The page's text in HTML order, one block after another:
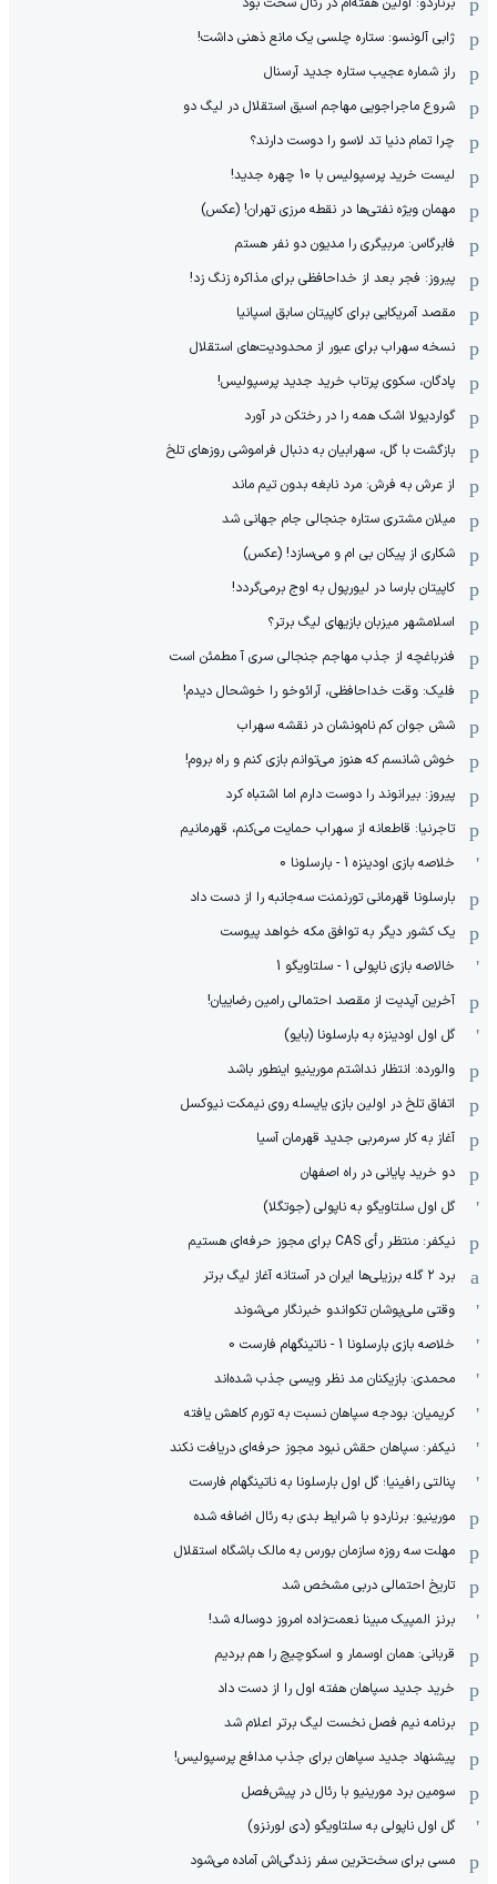
ژابی آلونسو: ستاره چلسی یک مانع ذهنی داشت!
راز شماره عجیب ستاره جدید آرسنال
شروع ماجراجویی مهاجم اسبق استقلال در لیگ دو
چرا تمام دنیا تد لاسو را دوست دارند؟
لیست خرید پرسپولیس با 10 چهره جدید!
مهمان‌ ویژه نفتی‌ها در نقطه مرزی تهران! (عکس)
فابرگاس: مربیگری را مدیون دو نفر هستم
پیروز: فجر بعد از خداحافظی برای مذاکره زنگ زد!
مقصد آمریکایی برای کاپیتان سابق اسپانیا
نسخه سهراب برای عبور از محدودیت‌های استقلال
پادگان، سکوی پرتاب خرید جدید پرسپولیس!
گواردیولا اشک همه را در رختکن در آورد
بازگشت با گل، سهرابیان به دنبال فراموشی روزهای تلخ
از عرش به فرش: مرد نابغه‌ بدون تیم ماند
میلان مشتری ستاره جنجالی جام جهانی شد
شکاری از پیکان بی ام و می‌سازد! (عکس)
کاپیتان بارسا در لیورپول به اوج برمی‌گردد!
اسلامشهر میزبان بازیهای لیگ برتر؟
فنرباغچه از جذب مهاجم جنجالی سری آ مطمئن است
فلیک: وقت خداحافظی، آرائوخو را خوشحال دیدم!
شش جوان کم نام‌و‌نشان در نقشه سهراب
خوش شانسم که هنوز می‌توانم بازی کنم و راه بروم!
پیروز: بیرانوند را دوست دارم اما اشتباه کرد
تاجرنیا: قاطعانه از سهراب حمایت می‌کنم، قهرمانیم
خلاصه بازی اودینزه 1 - بارسلونا 0
بارسلونا قهرمانی تورنمنت سه‌جانبه را از دست داد
یک کشور دیگر به توافق مکه خواهد پیوست
خالاصه بازی ناپولی 1 - سلتاویگو 1
آخرین آپدیت از مقصد احتمالی رامین رضاییان!
گل اول اودینزه به بارسلونا (بایو)
والورده: انتظار نداشتم مورینیو اینطور باشد
اتفاق تلخ در اولین بازی یایسله روی نیمکت نیوکسل
آغاز به کار سرمربی جدید قهرمان آسیا
دو خرید پایانی در راه اصفهان
گل اول سلتاویگو به ناپولی (جوتگلا)
نیکفر: منتظر رأی CAS برای مجوز حرفه‌ای هستیم
برد ۲ گله برزیلی‌ها ایران در آستانه آغاز لیگ برتر
وقتی ملی‌پوشان تکواندو خبرنگار می‌شوند
خلاصه بازی بارسلونا 1 - ناتینگهام فارست 0
محمدی: بازیکنان مد نظر ویسی جذب شده‌اند
کریمیان: بودجه سپاهان نسبت به تورم کاهش یافته
نیکفر: سپاهان حقش نبود مجوز حرفه‌ای دریافت نکند
پنالتی رافینیا؛ گل اول بارسلونا به ناتینگهام فارست
مورینیو: برناردو با شرایط بدی به رئال اضافه شده
مهلت سه روزه سازمان بورس به مالک باشگاه استقلال
تاریخ احتمالی دربی مشخص شد
برنز المپیک مبینا نعمت‌زاده امروز دوساله شد!
قربانی: همان اوسمار و اسکوچیچ را هم بردیم
خرید جدید سپاهان هفته اول را از دست داد
برنامه نیم فصل نخست لیگ برتر اعلام شد
پیشنهاد جدید سپاهان برای جذب مدافع پرسپولیس!
سومین برد مورینیو با رئال در پیش‌فصل
گل اول ناپولی به سلتاویگو (دی لورنزو)
مسی برای سخت‌ترین سفر زندگی‌اش آماده می‌شود